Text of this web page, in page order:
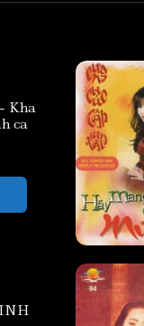
Kha
ca